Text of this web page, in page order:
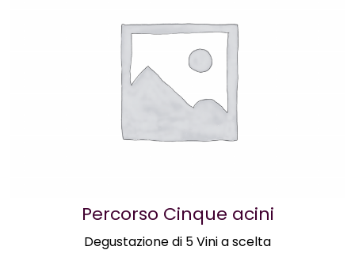
Percorso Cinque acini
Degustazione di 5 Vini a scelta